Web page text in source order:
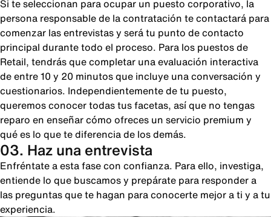
Si te seleccionan para ocupar un puesto corporativo, la
persona responsable de la contratación te contactará para
comenzar las entrevistas y será tu punto de contacto
principal durante todo el proceso. Para los puestos de
Retail, tendrás que completar una evaluación interactiva
de entre 10 y 20 minutos que incluye una conversación y
cuestionarios. Independientemente de tu puesto,
queremos conocer todas tus facetas, así que no tengas
reparo en enseñar cómo ofreces un servicio premium y
qué es lo que te diferencia de los demás.
03. Haz una entrevista
Enfréntate a esta fase con confianza. Para ello, investiga,
entiende lo que buscamos y prepárate para responder a
las preguntas que te hagan para conocerte mejor a ti y a tu
experiencia.